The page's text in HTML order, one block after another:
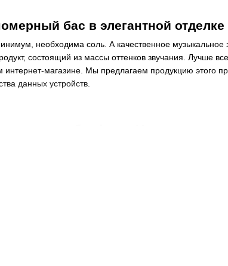
бас в элегантной отделке
необходима соль. А качественное
состоящий из массы оттенков звучания. Лучше
магазине. Мы предлагаем продукцию этого
данных устройств.